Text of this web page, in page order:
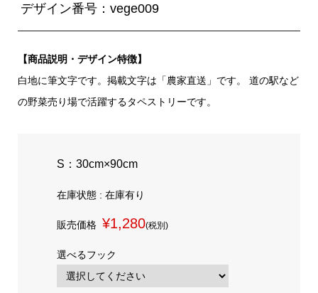
デザイン番号：vege009
【商品説明・デザイン特徴】
白地に筆文字です。掲載文字は「農家直送」です。 道の駅など
の野菜売り場で活躍するタペストリーです。
S：30cm×90cm
在庫状態 : 在庫有り
販売価格 ¥1,280(税別)
選べるフック